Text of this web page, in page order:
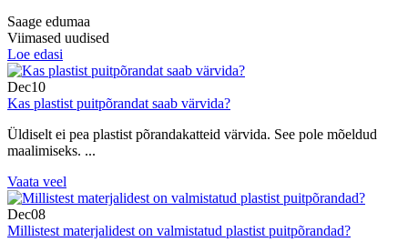
Saage edumaa
Viimased uudised
Loe edasi
Dec10
Kas plastist puitpõrandat saab värvida?
Üldiselt ei pea plastist põrandakatteid värvida. See pole mõeldud
maalimiseks. ...
Vaata veel
Dec08
Millistest materjalidest on valmistatud plastist puitpõrandad?